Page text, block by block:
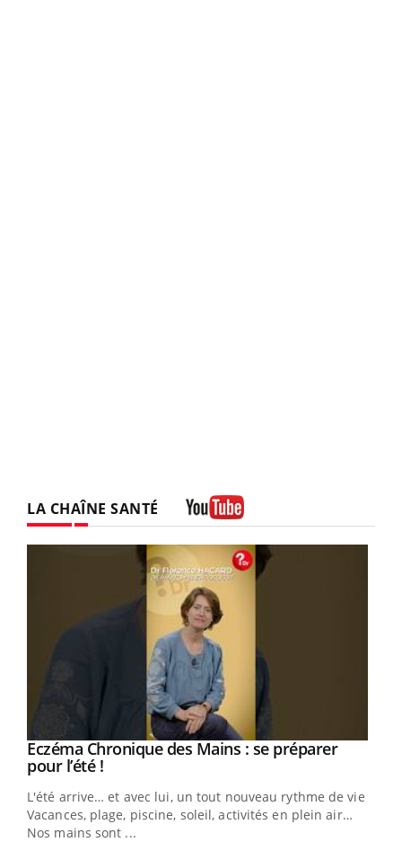
LA CHAÎNE SANTÉ
Youtube
Eczéma Chronique des Mains : se préparer
pour l’été !Youtube
L'été arrive… et avec lui, un tout nouveau rythme de vie !
Vacances, plage, piscine, soleil, activités en plein air…
Nos mains sont ...